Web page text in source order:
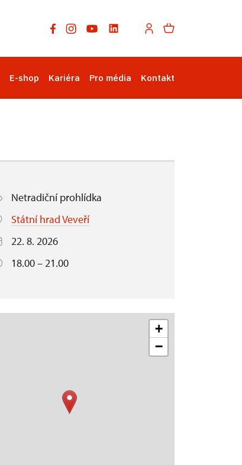
E-shop Kariéra Pro média Kontakt
Netradiční prohlídka
Státní hrad Veveří
22. 8. 2026
18.00 – 21.00
+
−